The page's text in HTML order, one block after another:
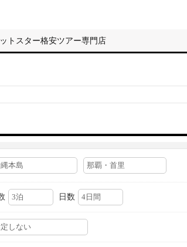
トスター格安ツアー専門店
日数